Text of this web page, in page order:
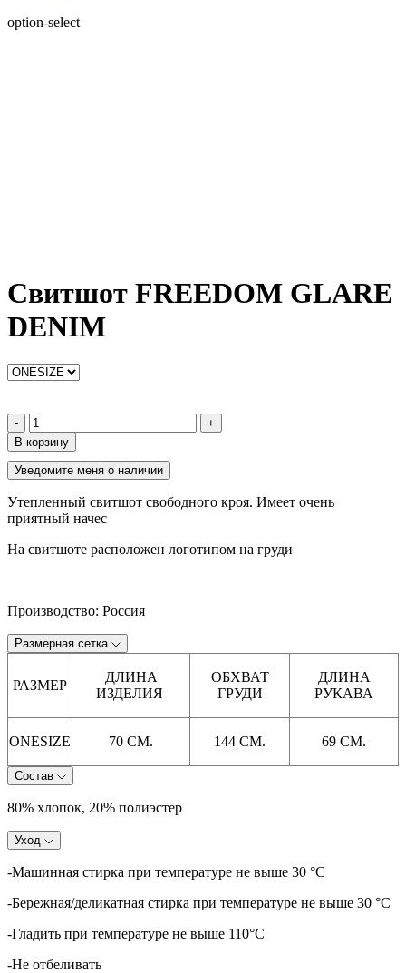
option-select
Свитшот FREEDOM GLARE
DENIM
-
+
В корзину
Уведомите меня о наличии
Утепленный свитшот свободного кроя. Имеет очень
приятный начес
На свитшоте расположен логотипом на груди
Производство: Россия
Размерная сетка
РАЗМЕР
ДЛИНА
ИЗДЕЛИЯ
ОБХВАТ
ГРУДИ
ДЛИНА
РУКАВА
ONESIZE 70 СМ. 144 СМ. 69 СМ.
Состав
80% хлопок, 20% полиэстер
Уход
-Машинная стирка при температуре не выше 30 °C
-Бережная/деликатная стирка при температуре не выше 30 °C
-Гладить при температуре не выше 110°C
-Не отбеливать